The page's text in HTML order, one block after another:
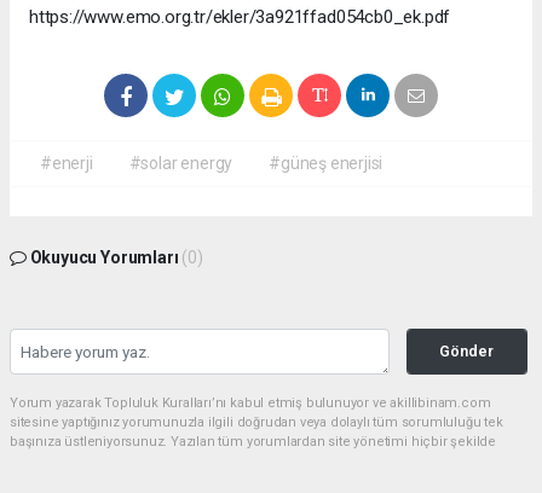
https://www.emo.org.tr/ekler/3a921ffad054cb0_ek.pdf
#enerji #solar energy #güneş enerjisi
Okuyucu Yorumları (0)
Gönder
Yorum yazarak Topluluk Kuralları’nı kabul etmiş bulunuyor ve akillibinam.com
sitesine yaptığınız yorumunuzla ilgili doğrudan veya dolaylı tüm sorumluluğu tek
başınıza üstleniyorsunuz. Yazılan tüm yorumlardan site yönetimi hiçbir şekilde